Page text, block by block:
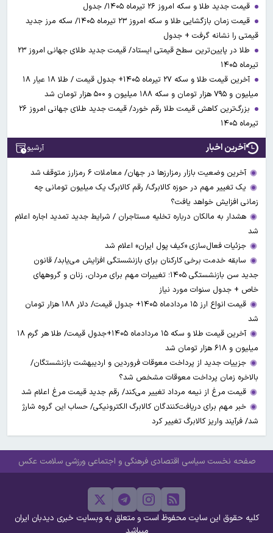
قیمت جدید طلا و سکه امروز ۲۶ تیرماه ۱۴۰۵/ جدول
قیمت زمان بازگشایی طلا و سکه امروز ۲۳ تیرماه ۱۴۰۵/ سکه مرز جدید
قیمتی را نشانه گرفت + جدول
طلا در پایین‌ترین سطح قیمتی ایستاد/ قیمت جدید طلای جهانی امروز ۲۳
تیرماه ۱۴۰۵
آخرین قیمت طلا و سکه ۲۷ تیرماه ۱۴۰۵+ جدول قیمت / طلا ۱۸ عیار ۱۸
میلیون و ۷۹۵ هزار تومان و سکه ۱۸۸ میلیون و ۵۰۰ هزار تومان شد
بزرگ‌ترین کاهش قیمت طلا رقم خورد/ قیمت جدید طلای جهانی امروز ۲۶
تیرماه ۱۴۰۵
آخرین اخبار آرشیو
آخرین وضعیت بازار رمزارزها در جهان/ معاملات ۶ رمزارز متوقف شد
یک تغییر مهم در حوزه کالابرگ/ رقم کالابرگ یک میلیون تومانی چه
زمانی افزایش خواهد یافت؟
هشدار به مالکان درباره تخلیه مستاجران / شرایط جدید تمدید اجاره اعلام
شد
جزئیات فعال‌سازی «کیف پول ایران» اعلام شد
سابقه خدمت برخی کارکنان برای بازنشستگی افزایش می‌یابد/ قانون
جدید سن بازنشستگی ۱۴۰۵؛ تغییرات مهم برای مردان، زنان و گروههای
خاص + جدول سنوات مورد نیاز
قیمت انواع ارز ۱۵ مردادماه ۱۴۰۵+ جدول قیمت/ دلار ۱۸۸ هزار تومان
شد
آخرین قیمت طلا و سکه ۱۵ مردادماه ۱۴۰۵+جدول قیمت/ طلا هر گرم ۱۸
میلیون و ۶۱۸ هزار تومان شد
جزییات جدید از پرداخت معوقات فروردین و اردیبهشت بازنشستگان/
بالاخره زمان پرداخت معوقات مشخص شد؟
قیمت مرغ از نیمه مرداد تغییر می‌کند/ رقم جدید قیمت مرغ اعلام شد
خبر مهم برای دریافت‌کنندگان کالابرگ الکترونیکی/ حساب این گروه شارژ
شد/ فرآیند واریز کالابرگ تغییر کرد
صفحه نخست سیاسی اقتصادی فرهنگی و اجتماعی ورزشی سلامت عکس
کلیه حقوق این سایت محفوظ است و متعلق به وبسایت خبری دیدبان ایران